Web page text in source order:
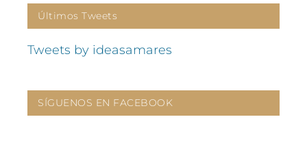
Últimos Tweets
Tweets by ideasamares
SÍGUENOS EN FACEBOOK